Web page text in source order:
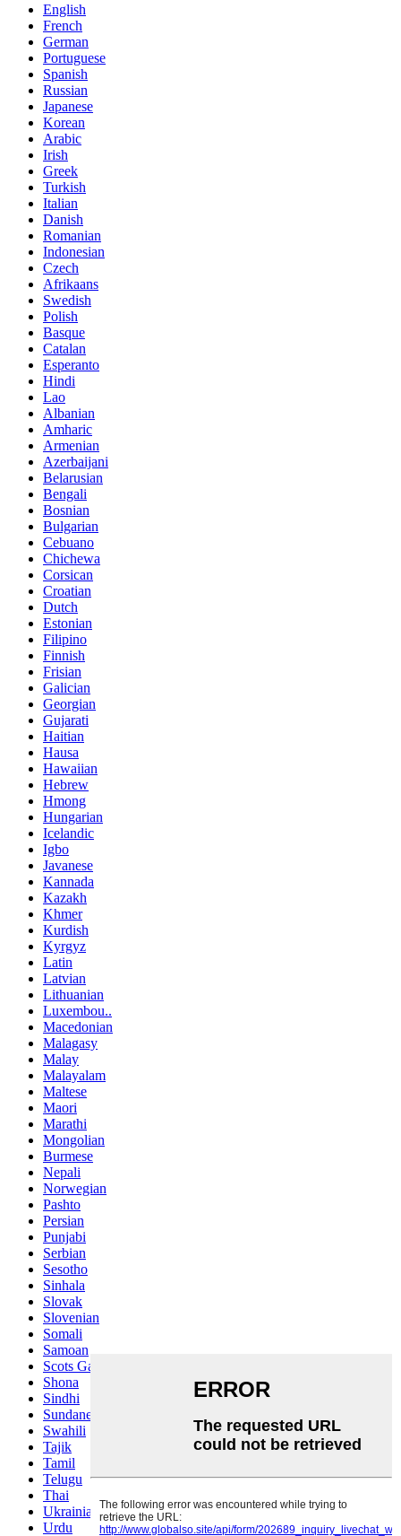
English
French
German
Portuguese
Spanish
Russian
Japanese
Korean
Arabic
Irish
Greek
Turkish
Italian
Danish
Romanian
Indonesian
Czech
Afrikaans
Swedish
Polish
Basque
Catalan
Esperanto
Hindi
Lao
Albanian
Amharic
Armenian
Azerbaijani
Belarusian
Bengali
Bosnian
Bulgarian
Cebuano
Chichewa
Corsican
Croatian
Dutch
Estonian
Filipino
Finnish
Frisian
Galician
Georgian
Gujarati
Haitian
Hausa
Hawaiian
Hebrew
Hmong
Hungarian
Icelandic
Igbo
Javanese
Kannada
Kazakh
Khmer
Kurdish
Kyrgyz
Latin
Latvian
Lithuanian
Luxembou..
Macedonian
Malagasy
Malay
Malayalam
Maltese
Maori
Marathi
Mongolian
Burmese
Nepali
Norwegian
Pashto
Persian
Punjabi
Serbian
Sesotho
Sinhala
Slovak
Slovenian
Somali
Samoan
Scots Gaelic
Shona
Sindhi
Sundanese
Swahili
Tajik
Tamil
Telugu
Thai
Ukrainian
Urdu